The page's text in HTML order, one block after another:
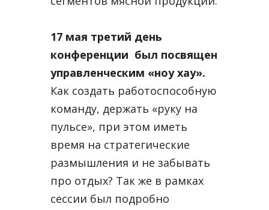
17 мая третий день
конференции был посвящен
управленческим «ноу хау».
Как создать работоспособную
команду, держать «руку на
пульсе», при этом иметь
время на стратегические
размышления и не забывать
про отдых? Так же в рамках
сессии был подробно